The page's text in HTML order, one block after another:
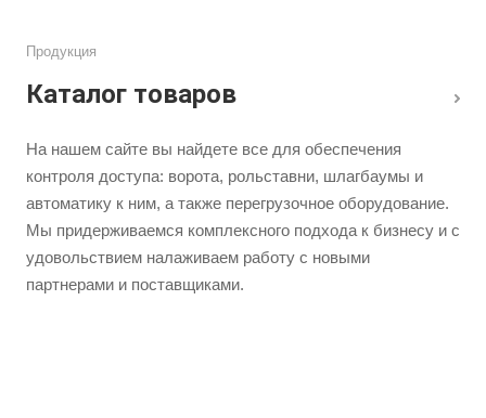
Продукция
Каталог товаров
На нашем сайте вы найдете все для обеспечения
контроля доступа: ворота, рольставни, шлагбаумы и
автоматику к ним, а также перегрузочное оборудование.
Мы придерживаемся комплексного подхода к бизнесу и с
удовольствием налаживаем работу с новыми
партнерами и поставщиками.